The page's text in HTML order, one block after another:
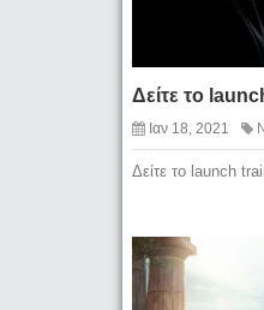
Δείτε το
Ιαν 18, 2021
Δείτε το launch